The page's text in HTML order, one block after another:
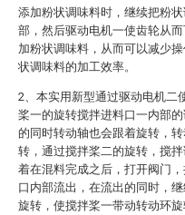
添加粉状调味料时，继续把粉
部，然后驱动电机一使齿轮从
加粉状调味料，从而可以减少
状调味料的加工效率。
2、本实用新型通过驱动电机二
桨一的旋转搅拌进料口一内部
的同时转动轴也会跟着旋转，
转，通过搅拌桨二的旋转，搅
着在混料完成之后，打开阀门
口内部流出，在流出的同时，
旋转，使搅拌桨一带动转动环